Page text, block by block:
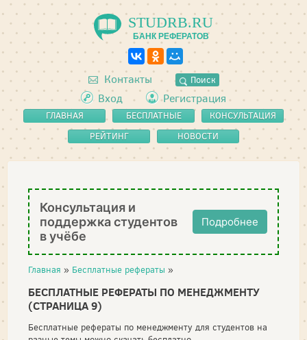
STUDRB.RU
БАНК РЕФЕРАТОВ
Контакты Поиск
Вход Регистрация
ГЛАВНАЯ
БЕСПЛАТНЫЕ
РЕФЕРАТЫ
КОНСУЛЬТАЦИЯ
РЕЙТИНГ
НОВОСТИ
Консультация и
поддержка студентов
в учёбе
Подробнее
Главная » Бесплатные рефераты »
БЕСПЛАТНЫЕ РЕФЕРАТЫ ПО МЕНЕДЖМЕНТУ
(СТРАНИЦА 9)
Бесплатные рефераты по менеджменту для студентов на